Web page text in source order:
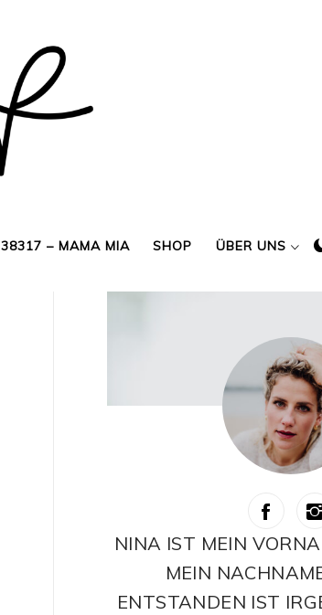
38317 – MAMA MIA SHOP ÜBER UNS
NINA IST MEIN
MEIN
ENTSTANDEN IST